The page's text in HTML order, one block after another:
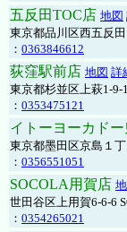
五反田TOC店 地図
東京都品川区西五反
： 0363846612
荻窪駅前店 地図 詳
東京都杉並区上萩1-
： 0353475121
イトーヨーカド
東京都墨田区京島１
： 0356551051
SOCOLA用賀店
世田谷区上用賀6-6-6
： 0354265021